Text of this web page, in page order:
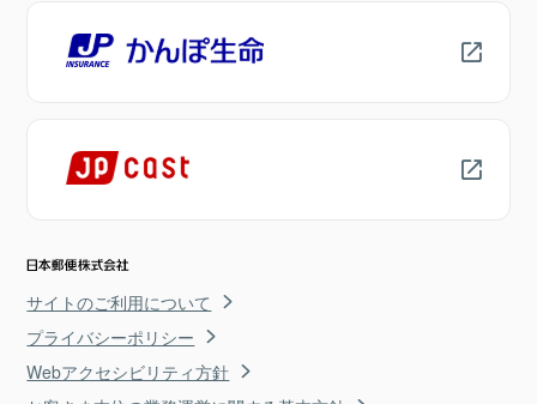
サイトのご利用について
プライバシーポリシー
Webアクセシビリティ方針